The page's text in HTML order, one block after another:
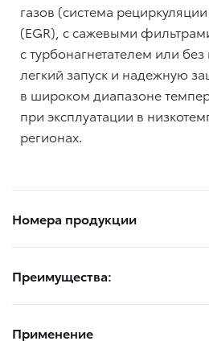
газов (система
(EGR), c сажевыми
с турбонагнетателем или
легкий запуск и надежную
в широком диапазоне
при эксплуатации в
регионах.
Номера продукции
Преимущества:
Применение